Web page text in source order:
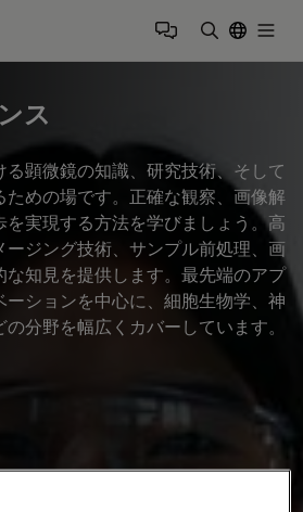
ス
顕微鏡の知識、研究技術、そして
めの場です。正確な観察、画像解
実現する方法を学びましょう。高
ージング技術、サンプル前処理、画
知見を提供します。最先端のアプ
ーションを中心に、細胞生物学、神
分野を幅広くカバーしています。